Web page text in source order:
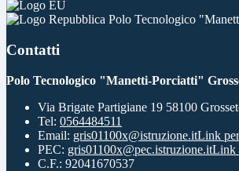
Polo Tecnologico
Contatti
Polo Tecnologico "Manetti-Porciatti"
Via Brigate Partigiane 19 58100
Tel: 0564484511
Email: gris01100x@istruzione.itLink
PEC: gris01100x@pec.istruzione.itLink
C.F.: 92041670537